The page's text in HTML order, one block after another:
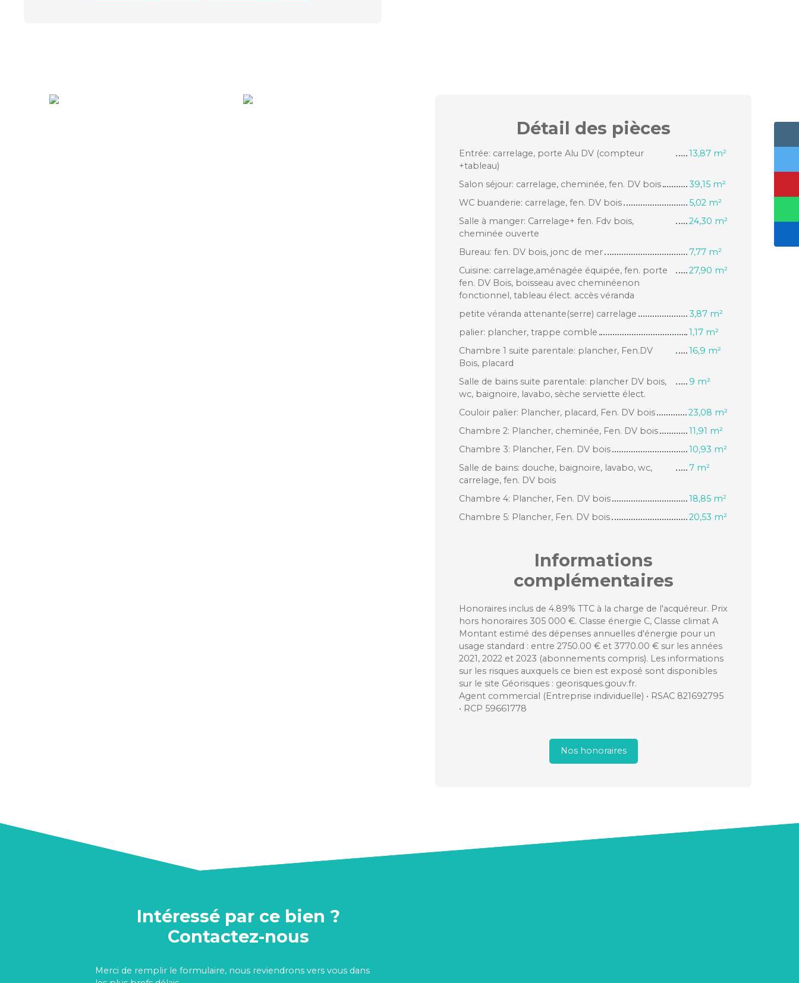
Détail des pièces
Entrée: carrelage, porte Alu DV (compteur
+tableau)
13,87 m²
Salon séjour: carrelage, cheminée, fen. DV bois
39,15 m²
WC buanderie: carrelage, fen. DV bois
5,02 m²
Salle à manger: Carrelage+ fen. Fdv bois,
cheminée ouverte
24,30 m²
Bureau: fen. DV bois, jonc de mer
7,77 m²
Cuisine: carrelage,aménagée équipée, fen. porte
fen. DV Bois, boisseau avec cheminéenon
fonctionnel, tableau élect. accès véranda
27,90 m²
petite véranda attenante(serre) carrelage
3,87 m²
palier: plancher, trappe comble
1,17 m²
Chambre 1 suite parentale: plancher, Fen.DV
Bois, placard
16,9 m²
Salle de bains suite parentale: plancher DV bois,
wc, baignoire, lavabo, sèche serviette élect.
9 m²
Couloir palier: Plancher, placard, Fen. DV bois
23,08 m²
Chambre 2: Plancher, cheminée, Fen. DV bois
11,91 m²
Chambre 3: Plancher, Fen. DV bois
10,93 m²
Salle de bains: douche, baignoire, lavabo, wc,
carrelage, fen. DV bois
7 m²
Chambre 4: Plancher, Fen. DV bois
18,85 m²
Chambre 5: Plancher, Fen. DV bois
20,53 m²
Informations
complémentaires
Honoraires inclus de 4.89% TTC à la charge de l'acquéreur. Prix
hors honoraires 305 000 €. Classe énergie C, Classe climat A
Montant estimé des dépenses annuelles d'énergie pour un
usage standard : entre 2750.00 € et 3770.00 € sur les années
2021, 2022 et 2023 (abonnements compris). Les informations
sur les risques auxquels ce bien est exposé sont disponibles
sur le site Géorisques : georisques.gouv.fr.
Agent commercial (Entreprise individuelle) • RSAC 821692795
• RCP 59661778
Nos honoraires
Intéressé par ce bien ?
Contactez-nous
Merci de remplir le formulaire, nous reviendrons vers vous dans